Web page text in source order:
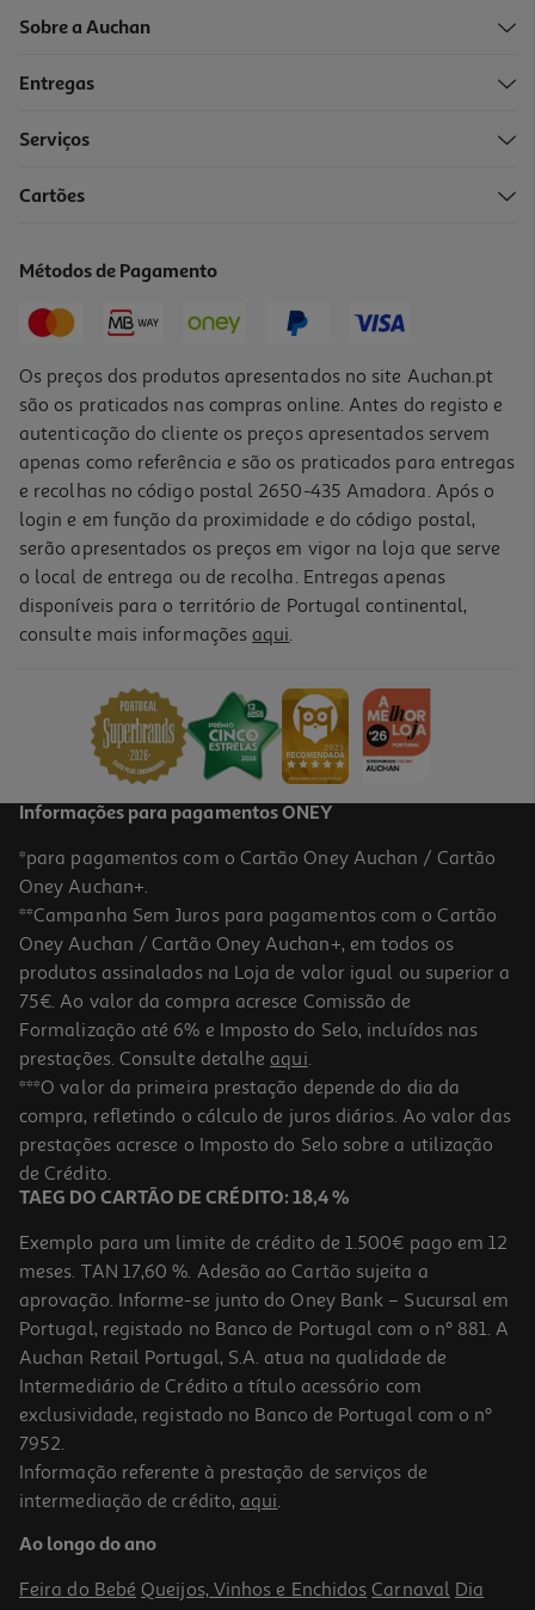
-6%
Price reduced from
479,99 €to
Promoção
Ar Condicionado Fixo Beko Behpp 120 A++/a+++ 12000btu's
539,99 €
-17%
Ar Condicionado Fixo Daitsu Ds-9kkd Wifi Cool Pro 9000btu
Frio/calor A++/a+++ Inverter
499.99 €/un
Price reduced from
599,99 €to
499,99 €
Promoção
Ar Condicionado Fixo Daitsu Artic Ds12ktp4 12000 Btu Wi-Fi
570 €/un
570,00 €
Sobre a Auchan
Entregas
Serviços
Cartões
Métodos de Pagamento
Os preços dos produtos apresentados no site Auchan.pt
são os praticados nas compras online. Antes do registo e
autenticação do cliente os preços apresentados servem
apenas como referência e são os praticados para entregas
e recolhas no código postal 2650-435 Amadora. Após o
login e em função da proximidade e do código postal,
serão apresentados os preços em vigor na loja que serve
o local de entrega ou de recolha. Entregas apenas
disponíveis para o território de Portugal continental,
consulte mais informações aqui.
Informações para pagamentos ONEY
*para pagamentos com o Cartão Oney Auchan / Cartão
Oney Auchan+.
**Campanha Sem Juros para pagamentos com o Cartão
Oney Auchan / Cartão Oney Auchan+, em todos os
produtos assinalados na Loja de valor igual ou superior a
75€. Ao valor da compra acresce Comissão de
Formalização até 6% e Imposto do Selo, incluídos nas
prestações. Consulte detalhe aqui.
***O valor da primeira prestação depende do dia da
compra, refletindo o cálculo de juros diários. Ao valor das
prestações acresce o Imposto do Selo sobre a utilização
de Crédito.
TAEG DO CARTÃO DE CRÉDITO: 18,4 %
Exemplo para um limite de crédito de 1.500€ pago em 12
meses. TAN 17,60 %. Adesão ao Cartão sujeita a
aprovação. Informe-se junto do Oney Bank – Sucursal em
Portugal, registado no Banco de Portugal com o nº 881. A
Auchan Retail Portugal, S.A. atua na qualidade de
Intermediário de Crédito a título acessório com
exclusividade, registado no Banco de Portugal com o nº
7952.
Informação referente à prestação de serviços de
intermediação de crédito, aqui.
Ao longo do ano
Feira do Bebé Queijos, Vinhos e Enchidos Carnaval Dia